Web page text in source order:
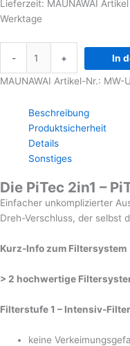
Lieferzeit: MAUNAWAI
Werktage
- + In
MAUNAWAI Artikel-Nr.: MW-
Beschreibung
Produktsicherheit
Details
Sonstiges
Die PiTec 2in1 –
Einfacher unkomplizierter
Dreh-Verschluss, der selbst
Kurz-Info zum Filtersystem
> 2 hochwertige
Filterstufe 1 – Intensiv-
keine